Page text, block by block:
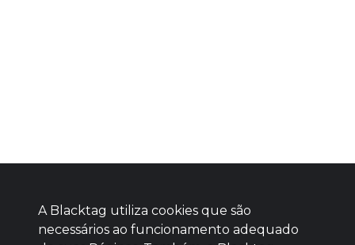
A Blacktag utiliza cookies que são
necessários ao funcionamento adequado